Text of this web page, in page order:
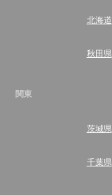
北海道
秋田県
関東
茨城県
千葉県